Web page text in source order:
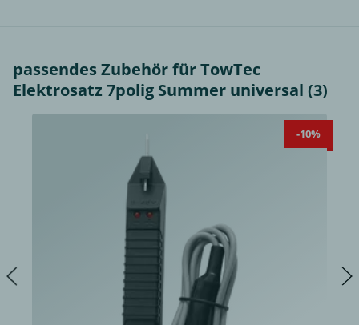
passendes Zubehör für TowTec
Elektrosatz 7polig Summer universal (3)
-10%